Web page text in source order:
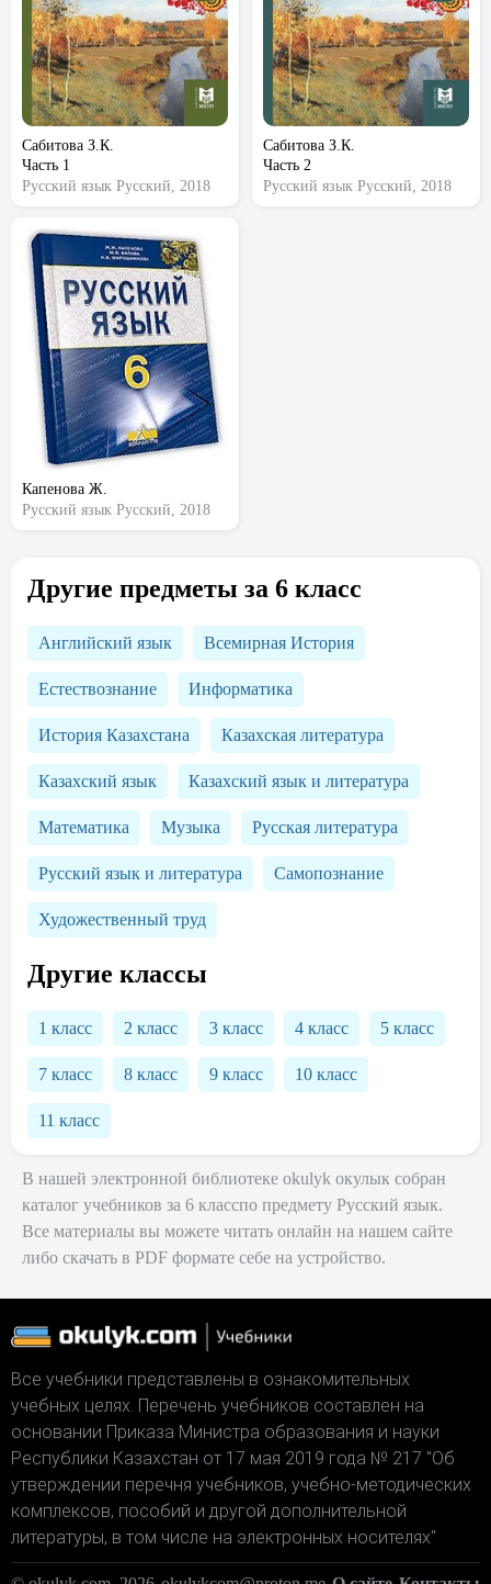
Сабитова З.К.
Часть 1
Русский язык Русский, 2018
Сабитова З.К.
Часть 2
Русский язык Русский, 2018
Капенова Ж.
Русский язык Русский, 2018
Другие предметы за 6 класс
Английский язык Всемирная История
Естествознание Информатика
История Казахстана Казахская литература
Казахский язык Казахский язык и литература
Математика Музыка Русская литература
Русский язык и литература Самопознание
Художественный труд
Другие классы
1 класс 2 класс 3 класс 4 класс 5 класс
7 класс 8 класс 9 класс 10 класс
11 класс
В нашей электронной библиотеке okulyk окулык собран
каталог учебников за 6 класспо предмету Русский язык.
Все материалы вы можете читать онлайн на нашем сайте
либо скачать в PDF формате себе на устройство.
Все учебники представлены в ознакомительных
учебных целях. Перечень учебников составлен на
основании Приказа Министра образования и науки
Республики Казахстан от 17 мая 2019 года № 217 "Об
утверждении перечня учебников, учебно-методических
комплексов, пособий и другой дополнительной
литературы, в том числе на электронных носителях"